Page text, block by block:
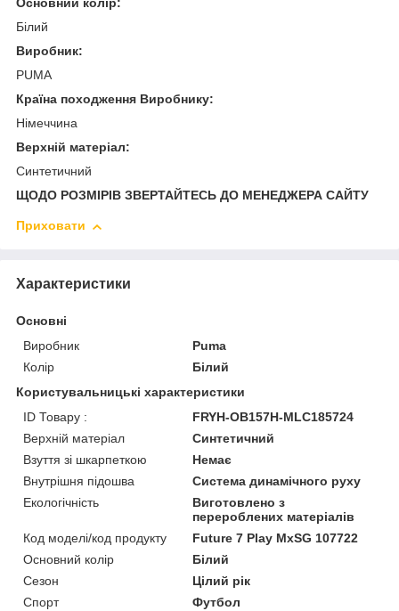
Основний колір:
Білий
Виробник:
PUMA
Країна походження Виробнику:
Німеччина
Верхній матеріал:
Синтетичний
ЩОДО РОЗМІРІВ ЗВЕРТАЙТЕСЬ ДО МЕНЕДЖЕРА САЙТУ
Приховати
Характеристики
Основні
Виробник
Puma
Колір
Білий
Користувальницькі характеристики
ID Товару :
FRYH-OB157H-MLC185724
Верхній матеріал
Синтетичний
Взуття зі шкарпеткою
Немає
Внутрішня підошва
Система динамічного руху
Екологічність
Виготовлено з
перероблених матеріалів
Код моделі/код продукту
Future 7 Play MxSG 107722
Основний колір
Білий
Сезон
Цілий рік
Спорт
Футбол